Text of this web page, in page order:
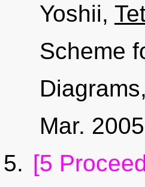
Yoshii,
Scheme
Mar.
[5